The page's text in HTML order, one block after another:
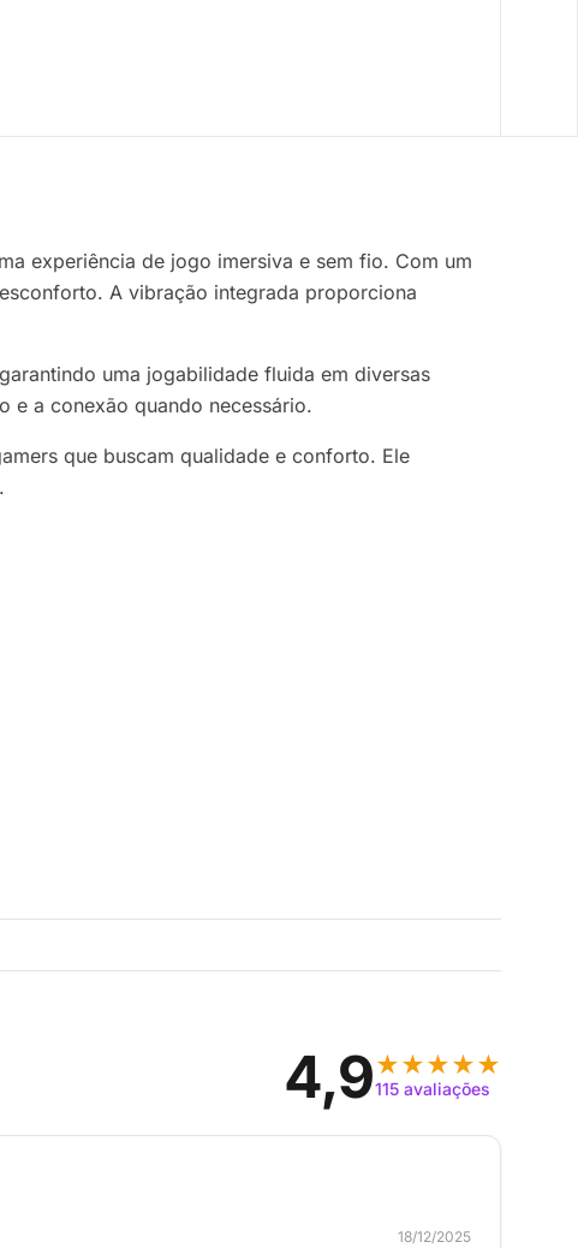
experiência de jogo imersiva e sem fio. Com um
A vibração integrada proporciona
uma jogabilidade fluida em diversas
e a conexão quando necessário.
que buscam qualidade e conforto. Ele
4,9★★★★★
115 avaliações
18/12/2025